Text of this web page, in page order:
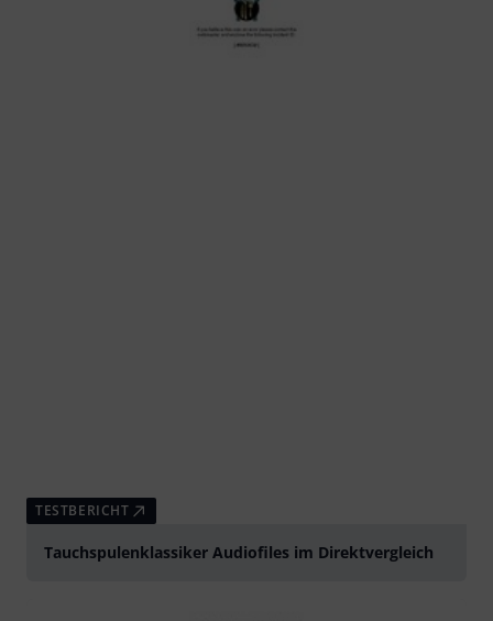
TESTBERICHT
Tauchspulenklassiker Audiofiles im Direktvergleich